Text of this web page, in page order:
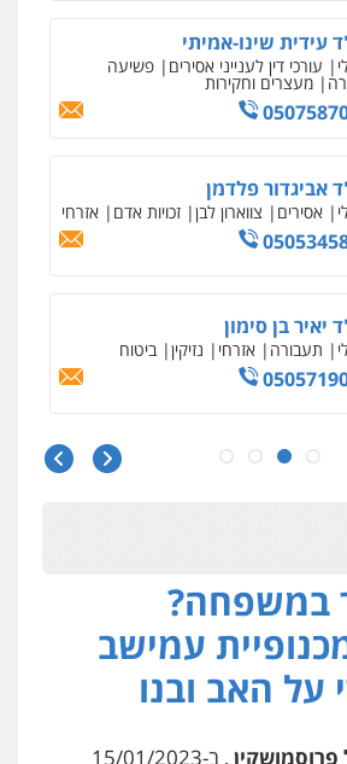
– משרד עורך דין פלילי
פשיעה חמורה סמים מעצרים
ראוף נג'אר
עורכי דין לענייני אסירים מעצרים
רכוש
אלון ארז
צבאי סמים אלימות במשפחה
לדובסקי, עו"ד
עבירות המתה עורכי
איהאב ג'לג'ולי
מעצרים וחקירות עורכי דין לענייניבמשפחה?
עמישב
על האב ובנו
פרוסמושקין , ב-15/01/2023